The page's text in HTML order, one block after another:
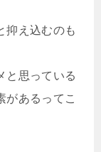
抑え込むのも
と思っている
があるってこ